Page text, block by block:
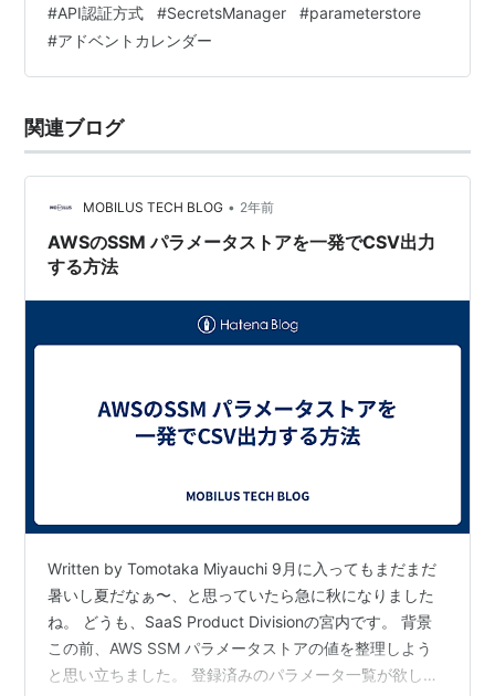
Secrets Manager AWS Systems Manager Parameter
Store この記事では社内APIのAPIキー認証を設計する中
で行った2つのサービスの「比較」と「選定」について記
め、最終判断は公式価格表/制…
#API認証方式 #SecretsManager #parameterstore
#アドベントカレンダー
関連ブログ
MOBILUS TECH BLOG • 2年前
AWSのSSM パラメータストアを一発でCSV出力
する方法
Written by Tomotaka Miyauchi 9月に入ってもまだまだ
暑いし夏だなぁ〜、と思っていたら急に秋になりました
ね。 どうも、SaaS Product Divisionの宮内です。 背景
この前、AWS SSM パラメータストアの値を整理しよう
と思い立ちました。 登録済みのパラメータ一覧が欲しく